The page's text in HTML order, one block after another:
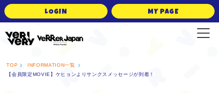
LOGIN MY PAGE
TOP
INFORMATION一覧
【会員限定MOVIE】ケヒョンよりサンクスメッセージが到着！